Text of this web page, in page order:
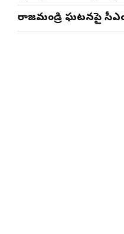
రాజమండ్రి ఘటనపై